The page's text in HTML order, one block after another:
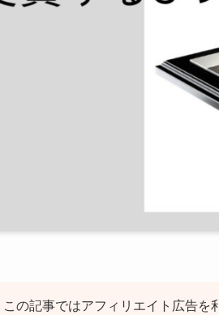
この記事ではアフィリエイト広告を